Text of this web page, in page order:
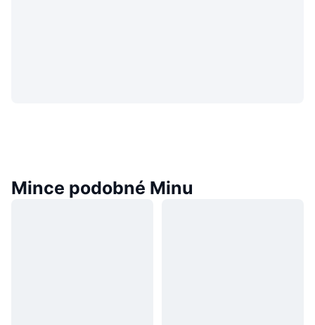
Mince podobné Minu